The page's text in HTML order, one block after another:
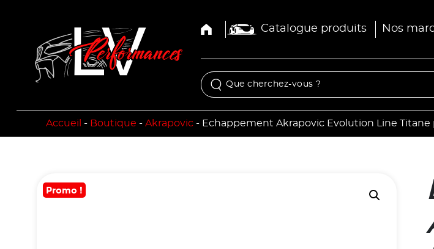
Catalogue produits Nos
Accueil - Boutique - Akrapovic - Echappement Akrapovic Evolution Line Titane
Promo !